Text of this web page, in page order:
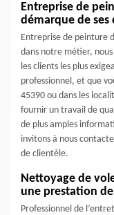
Entreprise de
démarque de ses
Entreprise de peinture
dans notre métier,
les clients les plus
professionnel, et que
45390 ou dans les
fournir un travail de
de plus amples
invitons à nous
de clientèle.
Nettoyage de
une prestation
Professionnel de